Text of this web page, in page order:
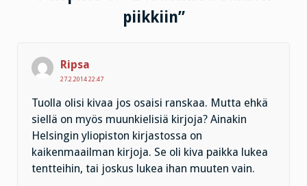
piikkiin”
Ripsa
27.2.2014 22:47
Tuolla olisi kivaa jos osaisi ranskaa. Mutta ehkä
siellä on myös muunkielisiä kirjoja? Ainakin
Helsingin yliopiston kirjastossa on
kaikenmaailman kirjoja. Se oli kiva paikka lukea
tentteihin, tai joskus lukea ihan muuten vain.